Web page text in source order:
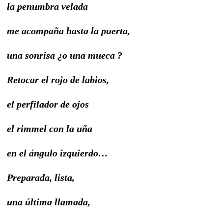
la penumbra velada
me acompaña hasta la puerta,
una sonrisa ¿o una mueca ?
Retocar el rojo de labios,
el perfilador de ojos
el rimmel con la uña
en el ángulo izquierdo…
Preparada, lista,
una última llamada,